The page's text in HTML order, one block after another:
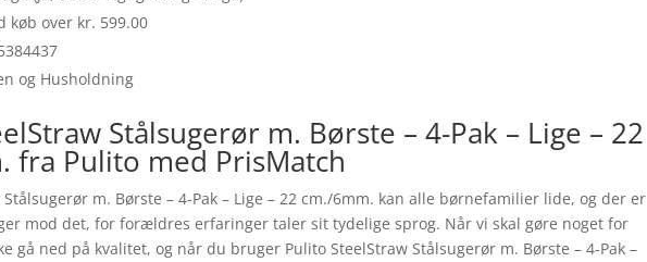
køb over kr. 599.00
og Husholdning
Stålsugerør m. Børste – 4-Pak – Lige – 22
fra Pulito med PrisMatch
m. Børste – 4-Pak – Lige – 22 cm./6mm. kan alle børnefamilier lide, og der er
mod det, for forældres erfaringer taler sit tydelige sprog. Når vi skal gøre noget for
gå ned på kvalitet, og når du bruger Pulito SteelStraw Stålsugerør m. Børste – 4-Pak –